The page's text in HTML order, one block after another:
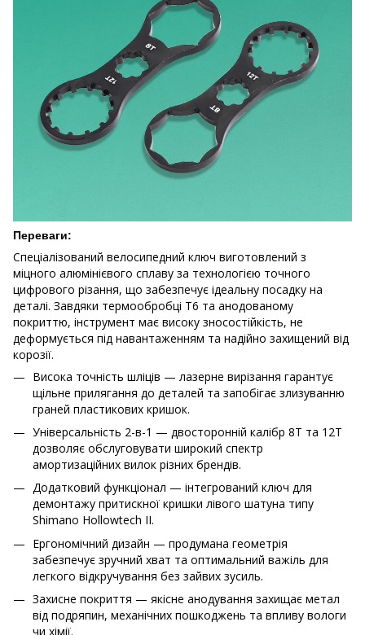
Переваги:
Спеціалізований велосипедний ключ виготовлений з
міцного алюмінієвого сплаву за технологією точного
цифрового різання, що забезпечує ідеальну посадку на
деталі. Завдяки термообробці T6 та анодованому
покриттю, інструмент має високу зносостійкість, не
деформується під навантаженням та надійно захищений від
корозії.
Висока точність шліців — лазерне вирізання гарантує
щільне прилягання до деталей та запобігає злизуванню
граней пластикових кришок.
Універсальність 2-в-1 — двосторонній калібр 8T та 12T
дозволяє обслуговувати широкий спектр
амортизаційних вилок різних брендів.
Додатковий функціонал — інтегрований ключ для
демонтажу притискної кришки лівого шатуна типу
Shimano Hollowtech II.
Ергономічний дизайн — продумана геометрія
забезпечує зручний хват та оптимальний важіль для
легкого відкручування без зайвих зусиль.
Захисне покриття — якісне анодування захищає метал
від подряпин, механічних пошкоджень та впливу вологи
чи хімії.